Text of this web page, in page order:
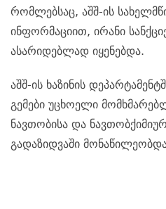
რომლებსაც, აშშ-ის
ინფორმაციით, ირანი
ასარიდებლად იყენებდა.
აშშ-ის ხაზინის
გემები უცხოელი
ნავთობისა და
გადაზიდვაში